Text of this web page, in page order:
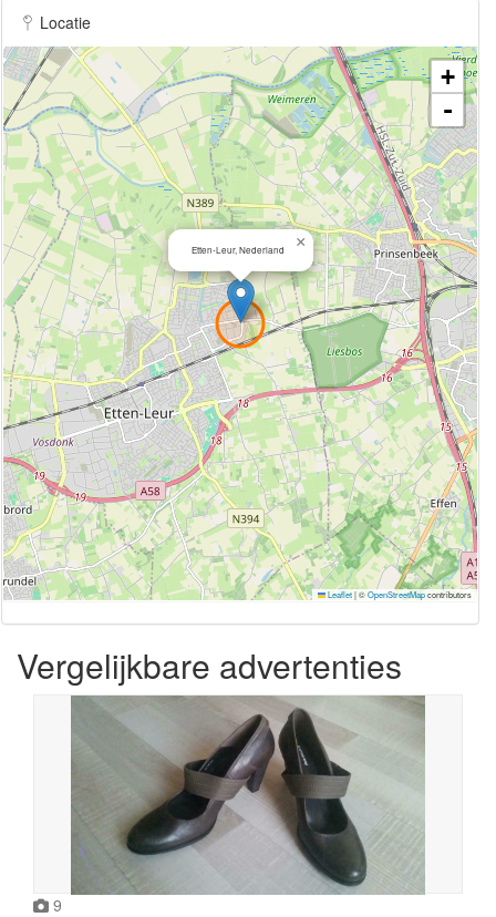
Locatie
Etten-Leur, Nederland ×
+
-
Leaflet|©OpenStreetMapcontributors
Vergelijkbare advertenties
9